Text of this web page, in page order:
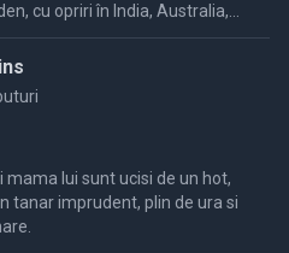
cu opriri în India, Australia,
Mexic și America de Sud.
Bruce Dickinson, ...
mama lui sunt ucisi de un hot,
tanar imprudent, plin de ura si